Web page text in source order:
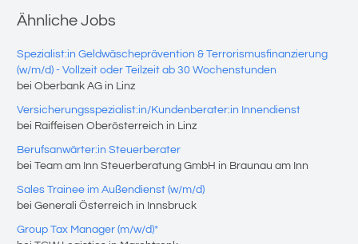
Ähnliche Jobs
Spezialist:in Geldwäscheprävention & Terrorismusfinanzierung
(w/m/d) - Vollzeit oder Teilzeit ab 30 Wochenstunden
bei Oberbank AG in Linz
Versicherungsspezialist:in/Kundenberater:in Innendienst
bei Raiffeisen Oberösterreich in Linz
Berufsanwärter:in Steuerberater
bei Team am Inn Steuerberatung GmbH in Braunau am Inn
Sales Trainee im Außendienst (w/m/d)
bei Generali Österreich in Innsbruck
Group Tax Manager (m/w/d)*